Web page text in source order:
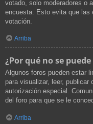
votado, solo moderadores o
encuesta. Esto evita que las
votación.
Arriba
¿Por qué no se
Algunos foros pueden estar
para visualizar, leer,
autorización especial.
del foro para que se le
Arriba